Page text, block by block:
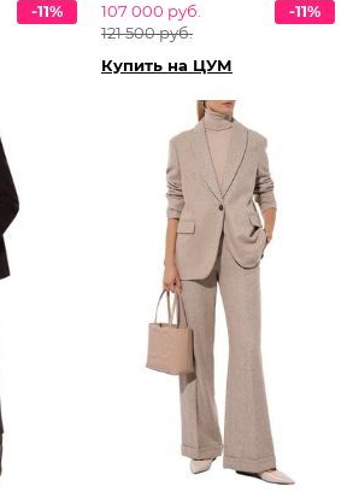
-11%
107 000 руб.
121 500 руб.
-11%
Купить на ЦУМ